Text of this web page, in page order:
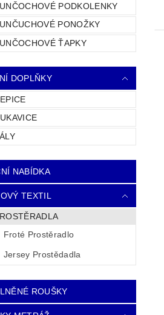
PODKOLENKY
PONOŽKY
ŤAPKY
DOPLŇKY
NABÍDKA
TEXTIL
Froté Prostěradlo
Jersey Prostědadla
ROUŠKY